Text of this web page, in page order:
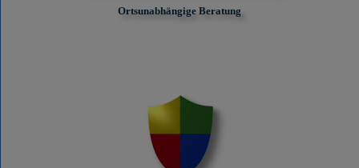
Ortsunabhängige Beratung